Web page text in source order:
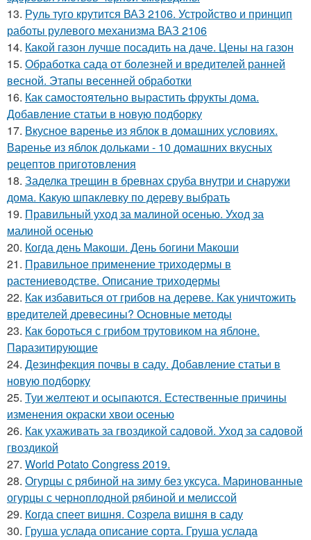
13. Руль туго крутится ВАЗ 2106. Устройство и принцип
работы рулевого механизма ВАЗ 2106
14. Какой газон лучше посадить на даче. Цены на газон
15. Обработка сада от болезней и вредителей ранней
весной. Этапы весенней обработки
16. Как самостоятельно вырастить фрукты дома.
Добавление статьи в новую подборку
17. Вкусное варенье из яблок в домашних условиях.
Варенье из яблок дольками - 10 домашних вкусных
рецептов приготовления
18. Заделка трещин в бревнах сруба внутри и снаружи
дома. Какую шпаклевку по дереву выбрать
19. Правильный уход за малиной осенью. Уход за
малиной осенью
20. Когда день Макоши. День богини Макоши
21. Правильное применение триходермы в
растениеводстве. Описание триходермы
22. Как избавиться от грибов на дереве. Как уничтожить
вредителей древесины? Основные методы
23. Как бороться с грибом трутовиком на яблоне.
Паразитирующие
24. Дезинфекция почвы в саду. Добавление статьи в
новую подборку
25. Туи желтеют и осыпаются. Естественные причины
изменения окраски хвои осенью
26. Как ухаживать за гвоздикой садовой. Уход за садовой
гвоздикой
27. World Potato Congress 2019.
28. Огурцы с рябиной на зиму без уксуса. Маринованные
огурцы с черноплодной рябиной и мелиссой
29. Когда спеет вишня. Созрела вишня в саду
30. Груша услада описание сорта. Груша услада